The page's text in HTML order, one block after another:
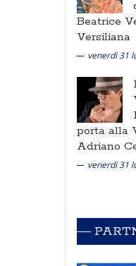
Beatrice
Versiliana
venerdì 31
porta alla
Adriano
venerdì 31